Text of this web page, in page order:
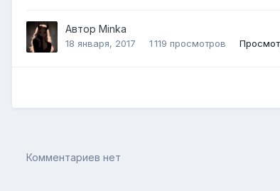
Автор Minka
18 января, 2017 1 119 просмотров
Комментариев нет